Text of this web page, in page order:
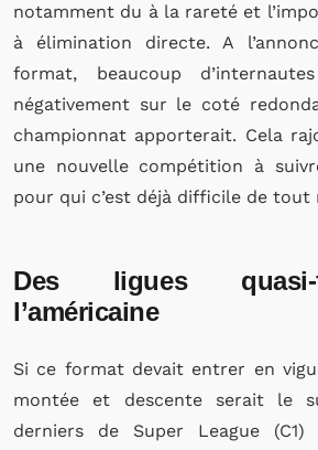
notamment du à la rareté et
à élimination directe. A
format, beaucoup
négativement sur le coté
championnat apporterait. Cela
une nouvelle compétition à
pour qui c’est déjà difficile de tout
Des ligues
l’américaine
Si ce format devait entrer en
montée et descente serait le
derniers de Super League (C1)